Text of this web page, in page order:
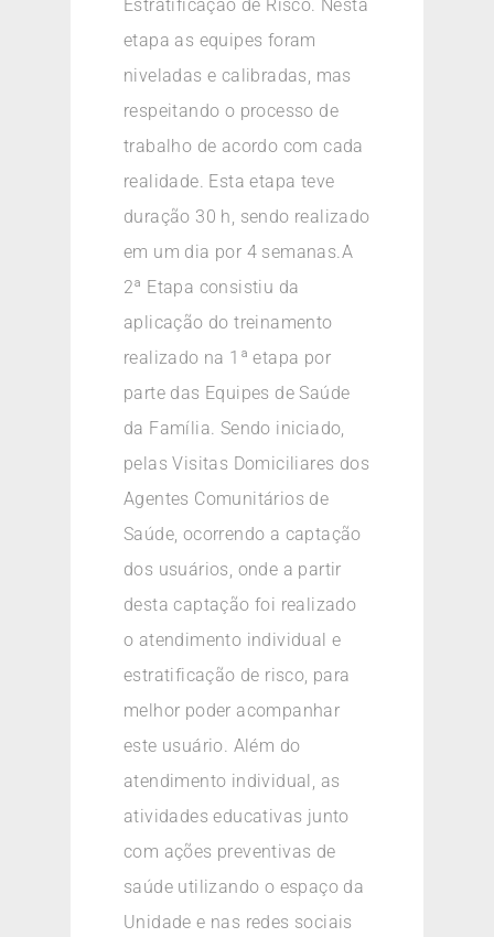
Estratificação de Risco. Nesta
etapa as equipes foram
niveladas e calibradas, mas
respeitando o processo de
trabalho de acordo com cada
realidade. Esta etapa teve
duração 30 h, sendo realizado
em um dia por 4 semanas.A
2ª Etapa consistiu da
aplicação do treinamento
realizado na 1ª etapa por
parte das Equipes de Saúde
da Família. Sendo iniciado,
pelas Visitas Domiciliares dos
Agentes Comunitários de
Saúde, ocorrendo a captação
dos usuários, onde a partir
desta captação foi realizado
o atendimento individual e
estratificação de risco, para
melhor poder acompanhar
este usuário. Além do
atendimento individual, as
atividades educativas junto
com ações preventivas de
saúde utilizando o espaço da
Unidade e nas redes sociais